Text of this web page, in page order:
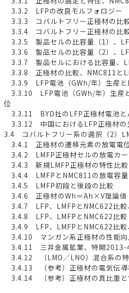
3.3.2 LFPの改良モルフォロジー
3.3.3 コバルトフリー正極材の比較
3.3.4 コバルトフリー正極材の比較
3.3.5 製品セルの比容量（1）、
3.3.6 製品セルの比容量（2）、
3.3.7 製品セルにおける比容量、
3.3.8 正極材の比較、NMC811と
3.3.9 LFP電池（GWh/年）生産と
3.3.10 LFP電池（GWh/年）生産
位
3.3.11 BYD社のLFP正極材電池と
3.3.12 中国におけるLFP正極材の
3.4 コバルトフリー系の選択（2）
3.4.1 正極材の遷移元素の放電電位
3.4.2 LMFP正極材セルの放電カー
3.4.3 新規LMFP正極材の特性比較
3.4.4 LMFPとNMC811の放電容
3.4.5 LMFP初段と後段の比較
3.4.6 正極材のWh＝Ah×V理論値
3.4.7 LFP、LMFPとNMC622比較
3.4.8 LFP、LMFPとNMC622比較
3.4.9 LFP、LMFPとNMC622比較
3.4.10 マンガン系正極材の性能向
3.4.11 三井金属鉱業、特開2013-
3.4.12 （LMO／LNO）混合系の特
3.4.13 （参考）正極材の電気伝導
3.4.14 （参考）正極材の真比重と